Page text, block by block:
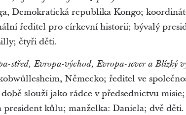
Demokratická republika Kongo;
ředitel pro církevní historii; bývalý
čtyři děti.
střed, Evropa-východ, Evropa-sever a Blízký
Německo; ředitel ve
slouží jako rádce v předsednictvu
kůlu; manželka: Daniela; dvě děti.